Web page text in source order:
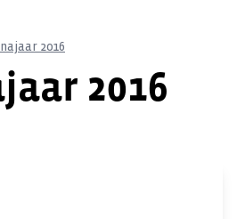
2016
2016